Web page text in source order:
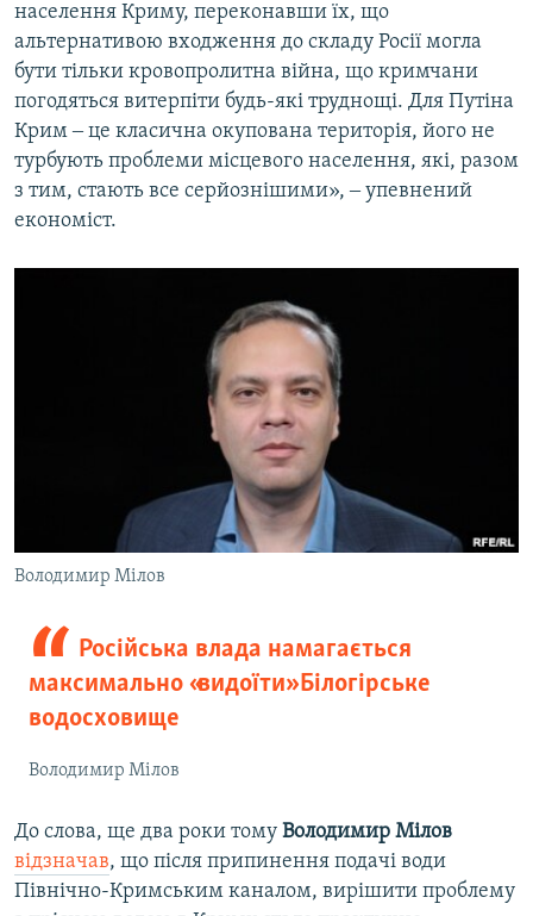
населення Криму, переконавши їх, що
альтернативою входження до складу Росії могла
бути тільки кровопролитна війна, що кримчани
погодяться витерпіти будь-які труднощі. Для Путіна
Крим ‒ це класична окупована територія, його не
турбують проблеми місцевого населення, які, разом
з тим, стають все серйознішими», ‒ упевнений
економіст.
Володимир Мілов
Російська влада намагається
максимально «видоїти» Білогірське
водосховище
Володимир Мілов
До слова, ще два роки тому Володимир Мілов
відзначав, що після припинення подачі води
Північно-Кримським каналом, вирішити проблему